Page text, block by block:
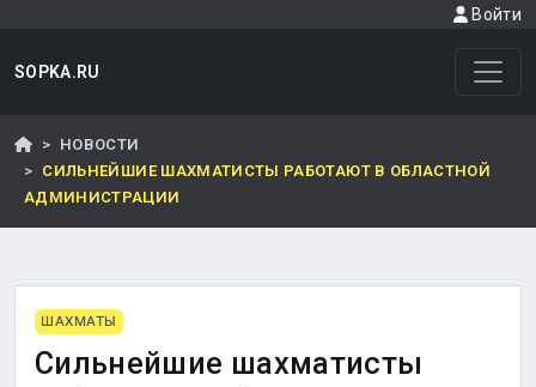
Войти
SOPKA.RU
НОВОСТИ
СИЛЬНЕЙШИЕ ШАХМАТИСТЫ РАБОТАЮТ В ОБЛАСТНОЙ
АДМИНИСТРАЦИИ
ШАХМАТЫ
Сильнейшие шахматисты